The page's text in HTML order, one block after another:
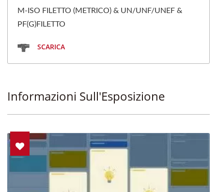
M-ISO FILETTO (METRICO) & UN/UNF/UNEF &
PF(G)FILETTO
SCARICA
Informazioni Sull'Esposizione